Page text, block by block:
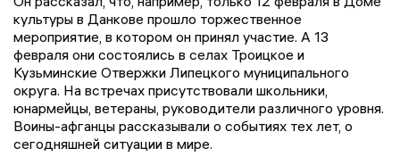
культуры в Данкове прошло торжественное
мероприятие, в котором он принял участие. А 13
февраля они состоялись в селах Троицкое и
Кузьминские Отвержки Липецкого муниципального
округа. На встречах присутствовали школьники,
юнармейцы, ветераны, руководители различного уровня.
Воины-афганцы рассказывали о событиях тех лет, о
сегодняшней ситуации в мире.